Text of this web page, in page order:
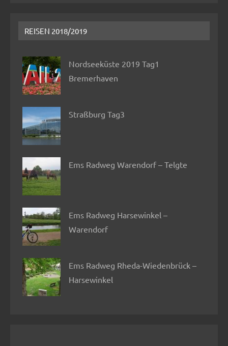
REISEN 2018/2019
Nordseeküste 2019 Tag1
Bremerhaven
Straßburg Tag3
Ems Radweg Warendorf – Telgte
Ems Radweg Harsewinkel –
Warendorf
Ems Radweg Rheda-Wiedenbrück –
Harsewinkel